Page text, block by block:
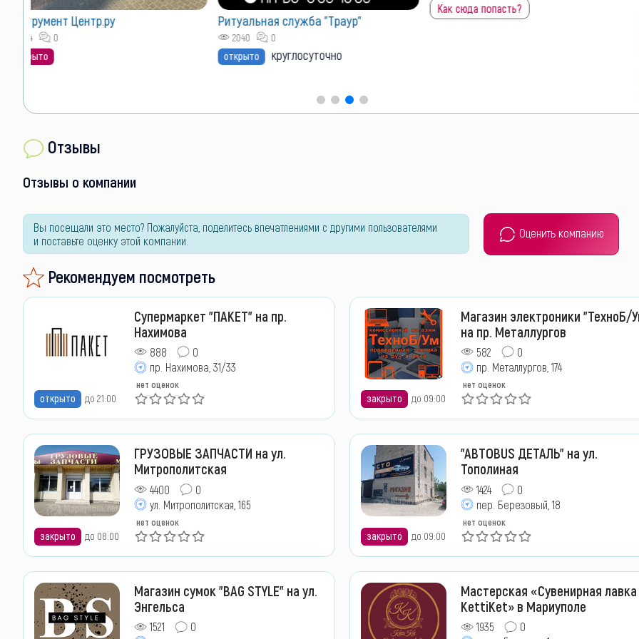
Ритуальная служба "Траур"
2040
открыто
Как сюда попасть?
Похоронно-ритуальные услуги
"ХАРОН" на 17 ЖМР 50лет СССР д.
Отзывы
Отзывы о компании
Вы посещали это место? Пожалуйста, поделитесь впечатлениями с другими пользователями
и поставьте оценку этой компании.
Оценить компанию
Рекомендуем посмотреть
открыто до 21:00
Супермаркет "ПАКЕТ" на пр.
Нахимова
888
0
пр. Нахимова, 31/33
нет оценок
закрыто до 09:00
Магазин электроники "ТехноБ/
на пр. Металлургов
582
0
пр. Металлургов, 174
нет оценок
закрыто до 08:00
ГРУЗОВЫЕ ЗАПЧАСТИ на ул.
Митрополитская
4400
0
ул. Митрополитская, 165
нет оценок
закрыто до 09:00
"АВТОBUS ДЕТАЛЬ" на ул.
Тополиная
1424
0
пер. Березовый, 18
нет оценок
Магазин сумок "BAG STYLE" на ул.
Энгельса
1521 0
Мастерская «Сувенирная лавка
KettiKet» в Мариуполе
1935
0